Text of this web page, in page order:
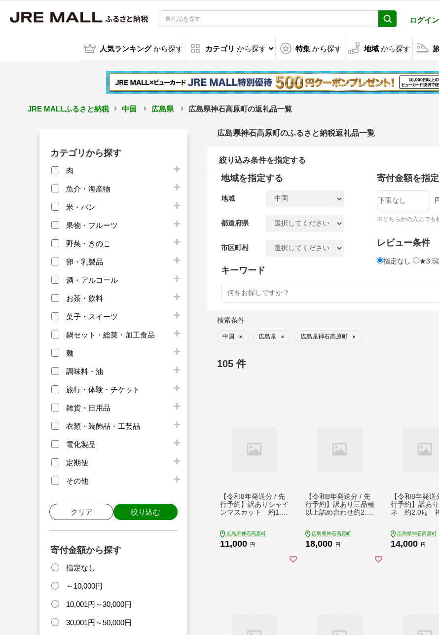
ログイン
人気ランキング から探す カテゴリ から探す 特集 から探す 地域 から探す
JRE MALLふるさと納税 中国 広島県 広島県神石高原町の返礼品一覧
カテゴリから探す
肉
魚介・海産物
米・パン
果物・フルーツ
野菜・きのこ
卵・乳製品
酒・アルコール
お茶・飲料
菓子・スイーツ
鍋セット・総菜・加工食品
麺
調味料・油
旅行・体験・チケット
雑貨・日用品
衣類・装飾品・工芸品
電化製品
定期便
その他
クリア 絞り込む
寄付金額から探す
指定なし
～10,000円
10,001円～30,000円
30,001円～50,000円
広島県神石高原町のふるさと納税返礼品一覧
絞り込み条件を指定する
地域を指定する
地域
都道府県
市区町村
寄付金額を指
※どちらかの入力でも
レビュー条件
指定なし ★3.5
キーワード
検索条件
中国 × 広島県 × 広島県神石高原町 ×
105 件
【令和8年発送分 / 先
行予約】訳ありシャイ
ンマスカット 約1.2
（田邉）】
広島県神石高原町
11,000 円
【令和8年発送分 / 先
行予約】訳あり三品種
以上詰め合わせ約2.0k
用〉【みずもとや（田
邉）】
広島県神石高原町
18,000 円
【令和8年発送
行予約】訳あ
ネ 約2.0㎏
邉）】
広島県神石高原町
14,000 円